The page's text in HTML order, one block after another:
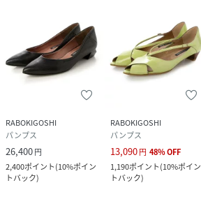
RABOKIGOSHI
パンプス
26,400円
2,400ポイント(10%ポイン
トバック)
RABOKIGOSHI
パンプス
13,090円 48%OFF
1,190ポイント(10%ポイン
トバック)